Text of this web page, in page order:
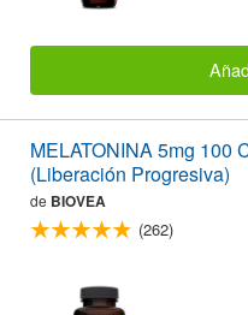
MELATONINA 5mg 100
(Liberación Progresiva)
de BIOVEA
(262)